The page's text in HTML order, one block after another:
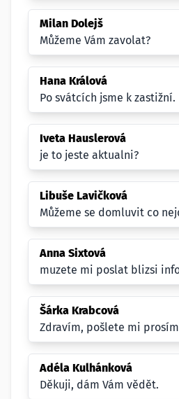
Milan Dolejš
Můžeme Vám zavolat?
Hana Králová
Po svátcích jsme k zastižní.
Iveta Hauslerová
je to jeste aktualni?
Libuše Lavičková
Můžeme se domluvit co
Anna Sixtová
muzete mi poslat blizsi
Šárka Krabcová
Zdravím, pošlete mi
Adéla Kulhánková
Děkuji, dám Vám vědět.